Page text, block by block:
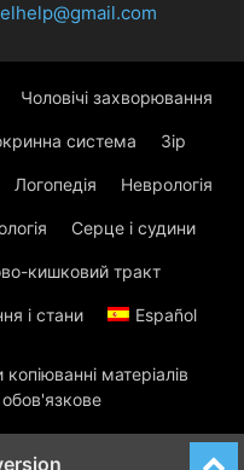
Чоловічі захворювання
система Зір
Логопедія Неврологія
Серце і судини
кишковий тракт
і стани Español
матеріалів